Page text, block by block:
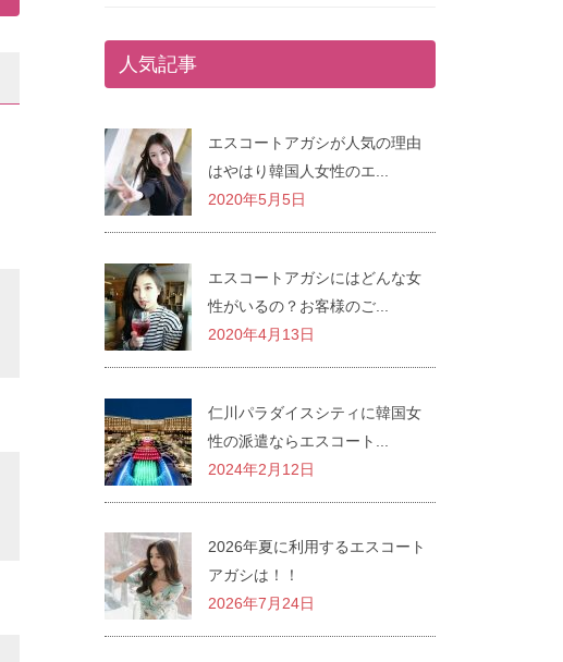
人気記事
エスコートアガシが人気の理由
はやはり韓国人女性のエ...
2020年5月5日
エスコートアガシにはどんな女
性がいるの？お客様のご...
2020年4月13日
仁川パラダイスシティに韓国女
性の派遣ならエスコート...
2024年2月12日
2026年夏に利用するエスコート
アガシは！！
2026年7月24日